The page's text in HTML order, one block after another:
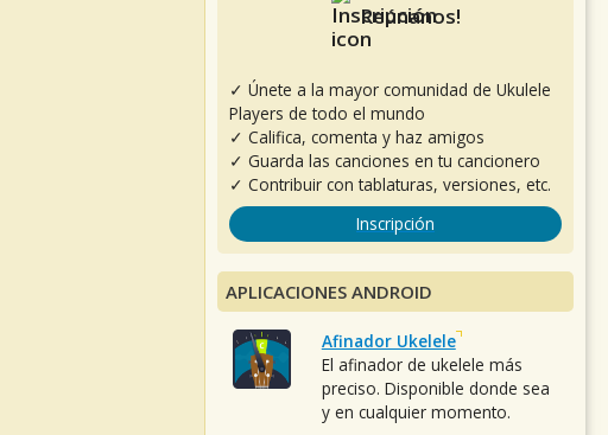
Reúnanos!
✓ Únete a la mayor comunidad de Ukulele
Players de todo el mundo
✓ Califica, comenta y haz amigos
✓ Guarda las canciones en tu cancionero
✓ Contribuir con tablaturas, versiones, etc.
Inscripción
APLICACIONES ANDROID
Afinador Ukelele
El afinador de ukelele más
preciso. Disponible donde sea
y en cualquier momento.